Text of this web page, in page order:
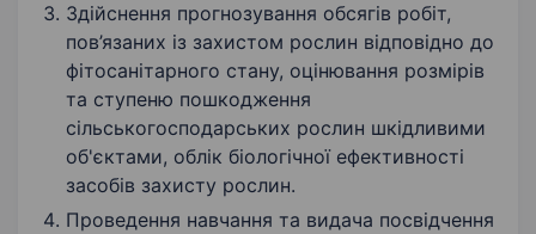
Здійснення прогнозування обсягів робіт,
пов’язаних із захистом рослин відповідно до
фітосанітарного стану, оцінювання розмірів
та ступеню пошкодження
сільськогосподарських рослин шкідливими
об'єктами, облік біологічної ефективності
засобів захисту рослин.
Проведення навчання та видача посвідчення